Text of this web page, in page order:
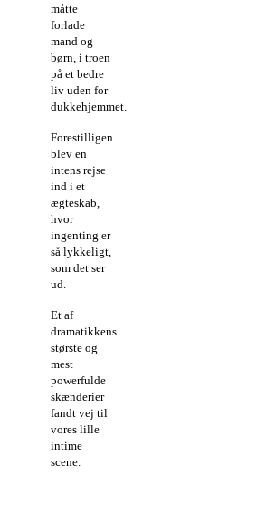
måtte
forlade
mand og
børn, i troen
på et bedre
liv uden for
dukkehjemmet.
Forestilligen
blev en
intens rejse
ind i et
ægteskab,
hvor
ingenting er
så lykkeligt,
som det ser
ud.
Et af
dramatikkens
største og
mest
powerfulde
skænderier
fandt vej til
vores lille
intime
scene.